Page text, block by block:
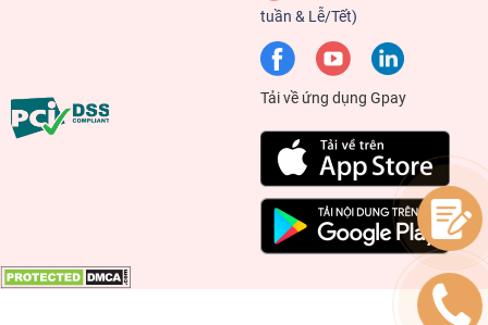
tuần & Lễ/Tết)
Tải về ứng dụng Gpay